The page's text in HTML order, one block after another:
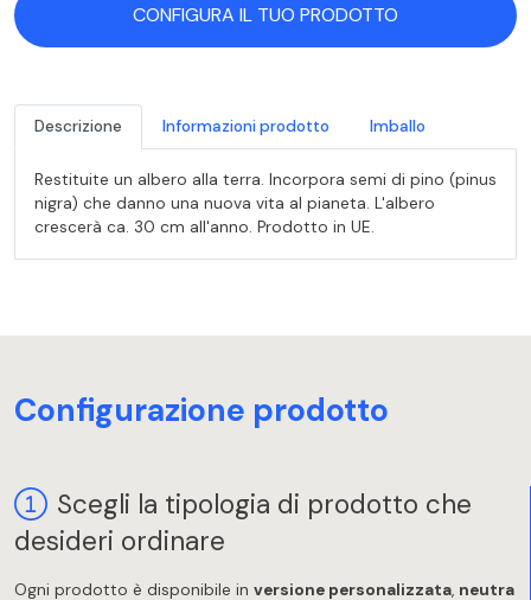
CONFIGURA IL TUO PRODOTTO
Descrizione Informazioni prodotto Imballo
Restituite un albero alla terra. Incorpora semi di pino (pinus
nigra) che danno una nuova vita al pianeta. L'albero
crescerà ca. 30 cm all'anno. Prodotto in UE.
Configurazione prodotto
Scegli la tipologia di prodotto che
desideri ordinare
Ogni prodotto è disponibile in versione personalizzata, neutra